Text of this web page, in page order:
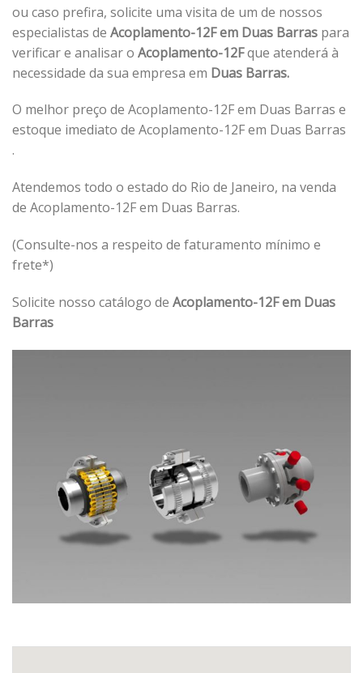
ou caso prefira, solicite uma visita de um de nossos
especialistas de Acoplamento-12F em Duas Barras para
verificar e analisar o Acoplamento-12Fque atenderá à
necessidade da sua empresa em Duas Barras.
O melhor preço de Acoplamento-12F em Duas Barras e
estoque imediato de Acoplamento-12F em Duas Barras
.
Atendemos todo o estado do Rio de Janeiro, na venda
de Acoplamento-12F em Duas Barras.
(Consulte-nos a respeito de faturamento mínimo e
frete*)
Solicite nosso catálogo de Acoplamento-12F em Duas
Barras